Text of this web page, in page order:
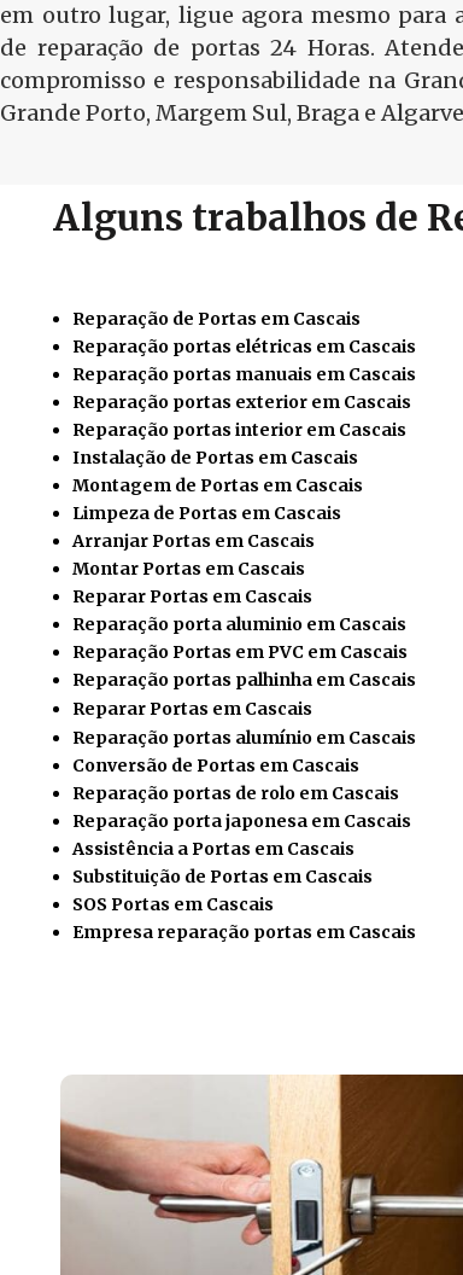
em outro lugar, ligue agora mesmo para
de reparação de portas 24 Horas.
compromisso e responsabilidade na
Grande Porto, Margem Sul, Braga e
Alguns trabalhos de
Reparação de Portas em Cascais
Reparação portas elétricas em Cascais
Reparação portas manuais em Cascais
Reparação portas exterior em Cascais
Reparação portas interior em Cascais
Instalação de Portas em Cascais
Montagem de Portas em Cascais
Limpeza de Portas em Cascais
Arranjar Portas em Cascais
Montar Portas em Cascais
RepararPortas em Cascais
Reparação porta aluminio em Cascais
Reparação Portas em PVC em Cascais
Reparação portas palhinha em Cascais
Reparar Portas em Cascais
Reparação portas alumínio em Cascais
Conversão de Portas em Cascais
Reparação portas de rolo em Cascais
Reparação porta japonesa em Cascais
Assistência a Portas em Cascais
Substituição de Portas em Cascais
SOS Portas em Cascais
Empresa reparação portas em Cascais